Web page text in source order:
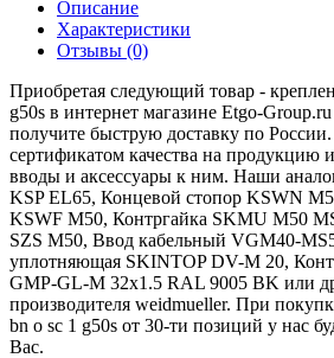
Описание
Характеристики
Отзывы (0)
Приобретая следующий товар -
g50s в интернет магазине Etgo-
получите быструю доставку по
сертификатом качества на продукцию
вводы и аксессуары к ним. Наши
KSP EL65, Концевой стопор KSWN
KSWF M50, Контргайка SKMU M50
SZS M50, Ввод кабельный VGM40-
уплотняющая SKINTOP DV-M 20,
GMP-GL-M 32x1.5 RAL 9005 BK или
производителя weidmueller. При
bn o sc 1 g50s от 30-ти позиций у нас
Вас.